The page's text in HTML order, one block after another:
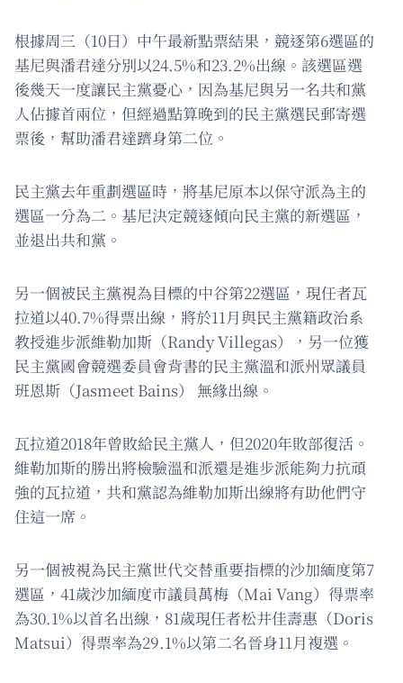
根據周三（10日）中午最新點票結果，競逐第6選區的
基尼與潘君達分別以24.5%和23.2%出線。該選區選
後幾天一度讓民主黨憂心，因為基尼與另一名共和黨
人佔據首兩位，但經過點算晚到的民主黨選民郵寄選
票後，幫助潘君達躋身第二位。
民主黨去年重劃選區時，將基尼原本以保守派為主的
選區一分為二。基尼決定競逐傾向民主黨的新選區，
並退出共和黨。
另一個被民主黨視為目標的中谷第22選區，現任者瓦
拉道以40.7%得票出線，將於11月與民主黨籍政治系
教授進步派維勒加斯（Randy Villegas），另一位獲
民主黨國會競選委員會背書的民主黨溫和派州眾議員
班恩斯（Jasmeet Bains） 無緣出線。
瓦拉道2018年曾敗給民主黨人，但2020年敗部復活。
維勒加斯的勝出將檢驗溫和派還是進步派能夠力抗頑
強的瓦拉道，共和黨認為維勒加斯出線將有助他們守
住這一席。
另一個被視為民主黨世代交替重要指標的沙加緬度第7
選區，41歲沙加緬度市議員萬梅（Mai Vang）得票率
為30.1%以首名出線，81歲現任者松井佳壽惠（Doris
Matsui）得票率為29.1%以第二名晉身11月複選。